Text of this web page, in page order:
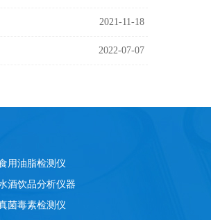
2021-11-18
2022-07-07
用油脂检测仪
酒饮品分析仪器
菌毒素检测仪